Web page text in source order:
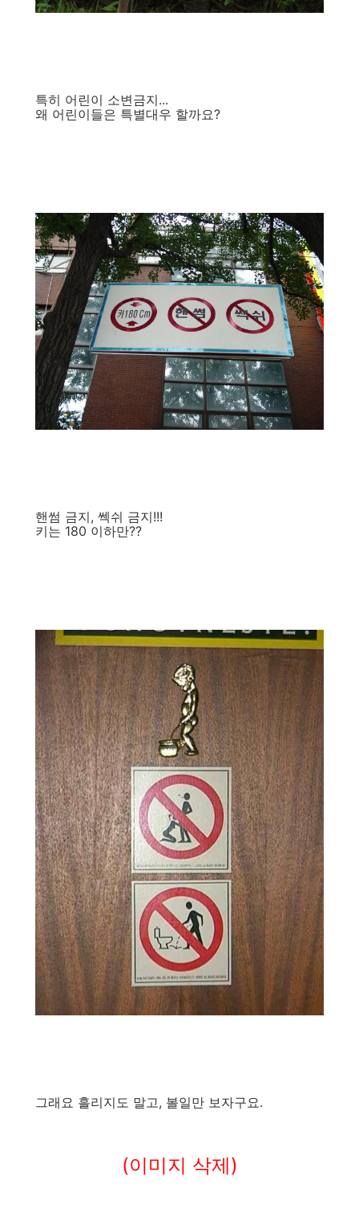
특히 어린이 소변금지...
왜 어린이들은 특별대우 할까요?
핸썸 금지, 쎅쉬 금지!!!
키는 180 이하만??
그래요 흘리지도 말고, 볼일만 보자구요.
(이미지 삭제)